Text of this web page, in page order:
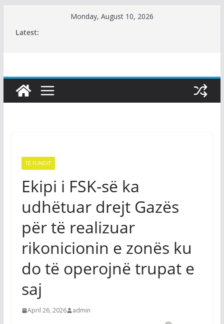
Monday, August 10, 2026
Latest:
TË FUNDIT
Ekipi i FSK-së ka
udhëtuar drejt Gazës
për të realizuar
rikonicionin e zonës ku
do të operojnë trupat e
saj
April 26, 2026 admin